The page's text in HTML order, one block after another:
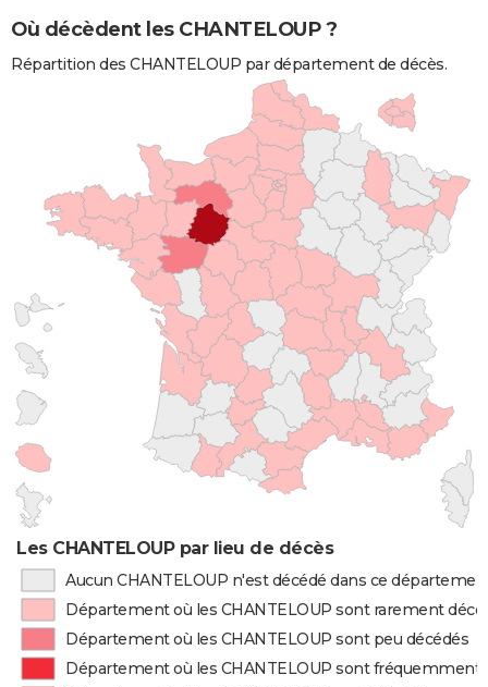
Où décèdent les CHANTELOUP ?
Répartition des CHANTELOUP par département de décès.
Les CHANTELOUP par lieu de décès
Aucun CHANTELOUP n'est décédé dans ce
Département où les CHANTELOUP sont rarement
Département où les CHANTELOUP sont peu décédés
Département où les CHANTELOUP sont fréquemment